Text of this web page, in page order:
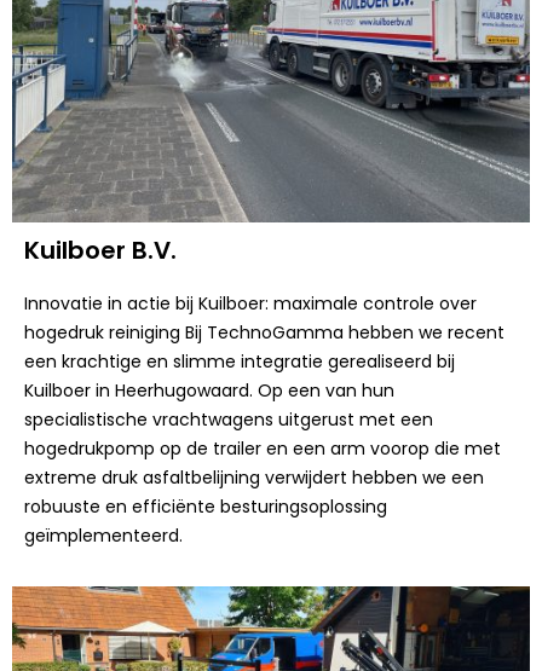
Kuilboer B.V.
Innovatie in actie bij Kuilboer: maximale controle over
hogedruk reiniging Bij TechnoGamma hebben we recent
een krachtige en slimme integratie gerealiseerd bij
Kuilboer in Heerhugowaard. Op een van hun
specialistische vrachtwagens uitgerust met een
hogedrukpomp op de trailer en een arm voorop die met
extreme druk asfaltbelijning verwijdert hebben we een
robuuste en efficiënte besturingsoplossing
geïmplementeerd.